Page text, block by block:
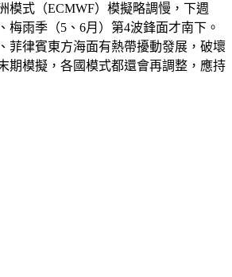
模式（ECMWF）模擬略調慢，下週
梅雨季（5、6月）第4波鋒面才南下。
菲律賓東方海面有熱帶擾動發展，破壞
期模擬，各國模式都還會再調整，應持